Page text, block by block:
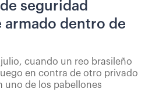
seguridad
armado dentro de
cuando un reo brasileño
en contra de otro privado
uno de los pabellones